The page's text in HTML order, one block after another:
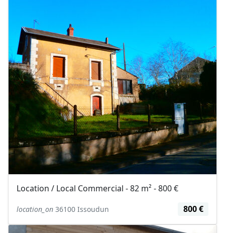
Location / Local Commercial - 82 m² - 800 €
location_on 36100 Issoudun 800 €